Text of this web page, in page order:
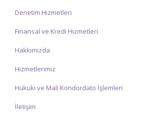
Denetim Hizmetleri
Finansal ve Kredi Hizmetleri
Hakkımızda
Hizmetlerimiz
Hukuki ve Mali Kondordato İşlemleri
İletişim